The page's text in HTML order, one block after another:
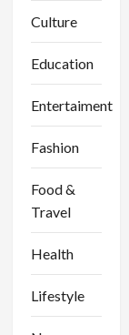
Culture
Education
Entertaiment
Fashion
Food &
Travel
Health
Lifestyle